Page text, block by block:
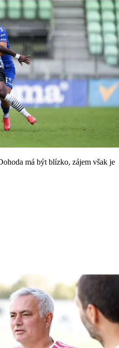
má být blízko, zájem však je